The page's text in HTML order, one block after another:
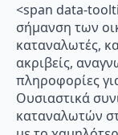
<span data-
σήμανση των
καταναλωτές,
ακριβείς,
πληροφορίες
Ουσιαστικά
καταναλωτών